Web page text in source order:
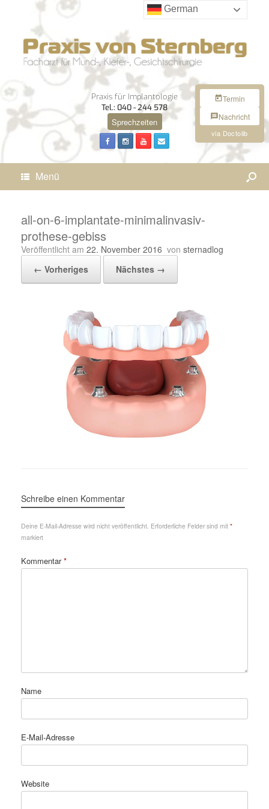
Praxis für Implantologie
Tel.: 040 - 244 578
Sprechzeiten
Menü
all-on-6-implantate-minimalinvasiv-
prothese-gebiss
Veröffentlicht am 22. November 2016 von sternadlog
← Vorheriges
Nächstes →
Schreibe einen Kommentar
Deine E-Mail-Adresse wird nicht veröffentlicht. Erforderliche Felder sind mit *
markiert
Kommentar*
Name
E-Mail-Adresse
Website
Termin
Nachricht
via Doctolib
German